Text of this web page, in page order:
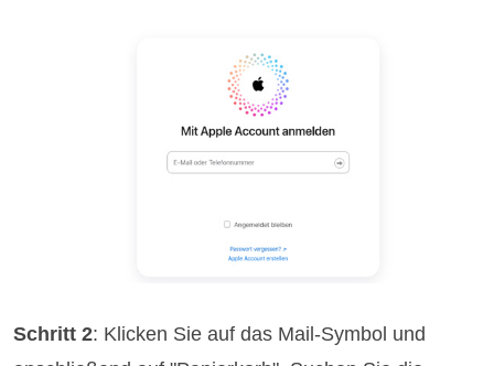
Schritt 2: Klicken Sie auf das Mail-Symbol und